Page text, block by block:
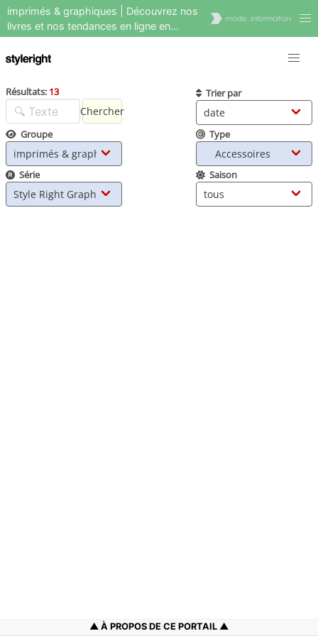
imprimés & graphiques | Découvrez nos
livres et nos tendances en ligne en
matière de graphisme et d'impression de
la mode.
Résultats: 13
Chercher
Trier par
Groupe Type
Série Saison
À PROPOS DE CE PORTAIL